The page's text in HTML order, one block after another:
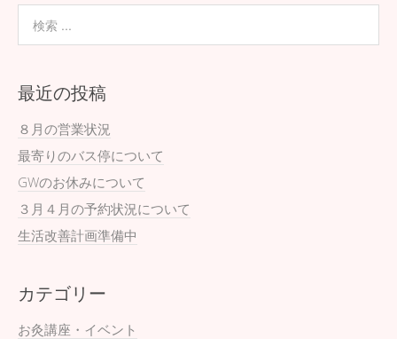
o
o
k
最近の投稿
８月の営業状況
最寄りのバス停について
GWのお休みについて
３月４月の予約状況について
生活改善計画準備中
カテゴリー
お灸講座・イベント